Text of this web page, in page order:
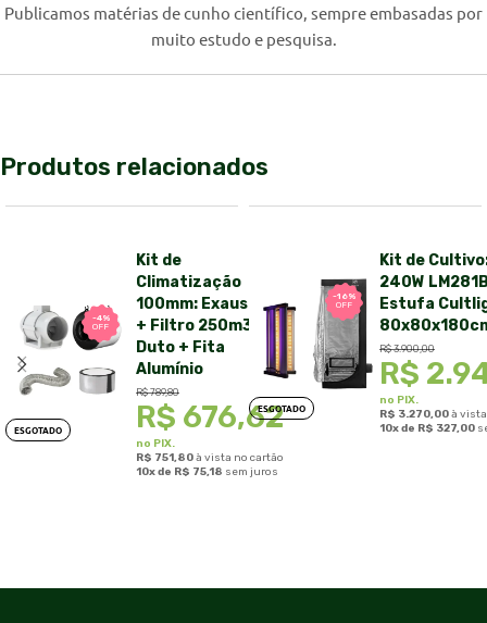
Publicamos matérias de cunho científico, sempre embasadas por
muito estudo e pesquisa.
Produtos relacionados
ESGOTADO
-4%
OFF
Kit de
Climatização
100mm: Exaustor
+ Filtro 250m3/h +
Duto + Fita
Alumínio
R$789,80
R$ 676,62
no PIX.
R$ 751,80à vista no cartão
10x de R$ 75,18 sem juros
ESGOTADO
-16%
OFF
Kit de
240W
Estufa
R$3.900,00
R$
no PIX.
R$ 3.270,00à
10x de R$ 327,00